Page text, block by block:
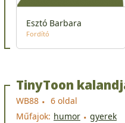
Esztó Barbara
Fordító
TinyToon
WB88
6 oldal
Műfajok: humor gyerek